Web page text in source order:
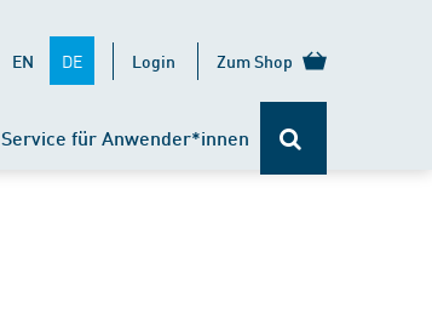
EN DE Login Zum Shop
Service für Anwender*innen